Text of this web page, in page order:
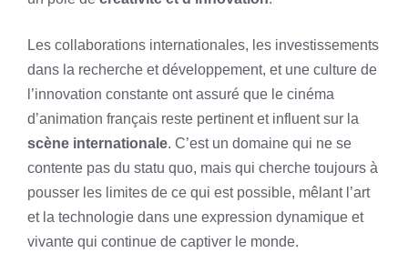
Les collaborations internationales, les investissements
dans la recherche et développement, et une culture de
l’innovation constante ont assuré que le cinéma
d’animation français reste pertinent et influent sur la
scène internationale. C’est un domaine qui ne se
contente pas du statu quo, mais qui cherche toujours à
pousser les limites de ce qui est possible, mêlant l’art
et la technologie dans une expression dynamique et
vivante qui continue de captiver le monde.